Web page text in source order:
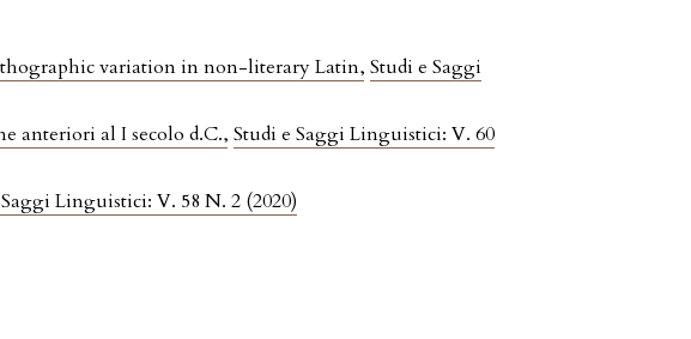
variation in non-literary Latin,Studi e Saggi
anteriori al I secolo d.C.,Studi e Saggi Linguistici: V. 60
Linguistici: V. 58 N. 2 (2020)